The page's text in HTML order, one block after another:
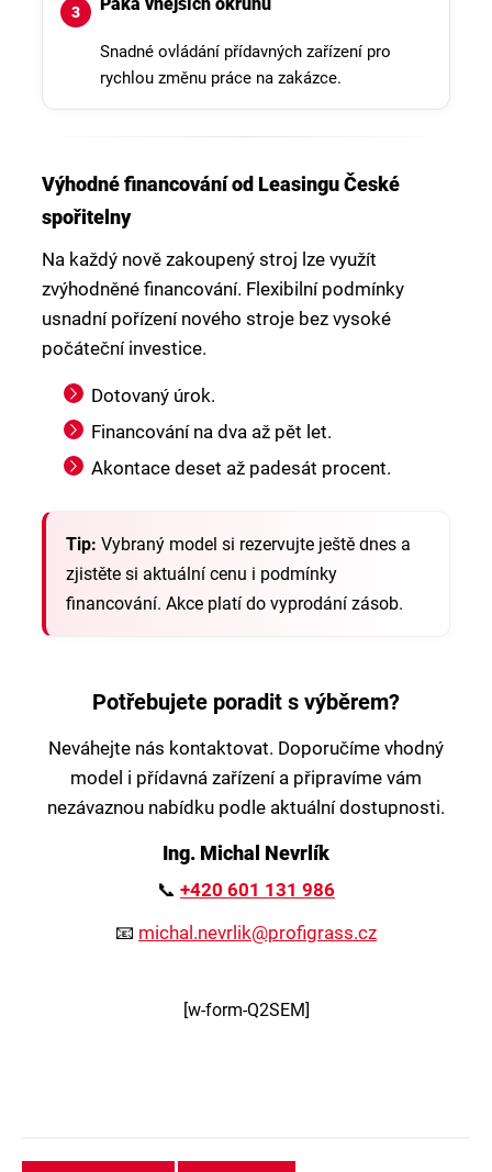
Snadné ovládání přídavných zařízení pro
rychlou změnu práce na zakázce.
Výhodné financování od Leasingu České
spořitelny
Na každý nově zakoupený stroj lze využít
zvýhodněné financování. Flexibilní podmínky
usnadní pořízení nového stroje bez vysoké
počáteční investice.
Dotovaný úrok.
Financování na dva až pět let.
Akontace deset až padesát procent.
Tip: Vybraný model si rezervujte ještě dnes a
zjistěte si aktuální cenu i podmínky
financování. Akce platí do vyprodání zásob.
Potřebujete poradit s výběrem?
Neváhejte nás kontaktovat. Doporučíme vhodný
model i přídavná zařízení a připravíme vám
nezávaznou nabídku podle aktuální dostupnosti.
Ing. Michal Nevrlík
📞 +420 601 131 986
📧 michal.nevrlik@profigrass.cz
[w-form-Q2SEM]